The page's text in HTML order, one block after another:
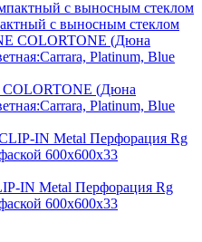
с выносным стеклом
COLORTONE (Дюна
Platinum, Blue
IN Metal Перфорация Rg
600x600x33